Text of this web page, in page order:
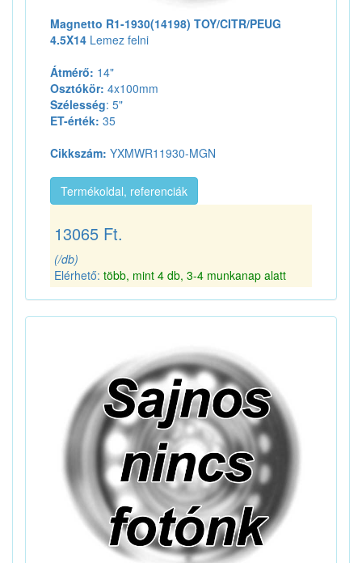
Magnetto R1-1930(14198) TOY/CITR/PEUG
4.5X14 Lemez felni
Átmérő: 14"
Osztókör: 4x100mm
Szélesség: 5"
ET-érték: 35
Cikkszám: YXMWR11930-MGN
Termékoldal, referenciák
13065 Ft.
(/db)
Elérhető: több, mint 4 db, 3-4 munkanap alatt